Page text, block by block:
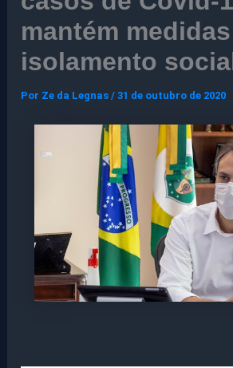
mantém
isolamento
Por Ze da Legnas/31 de outubro de 2020